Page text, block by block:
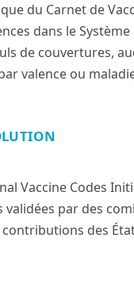
du Carnet de
dans le Système
de couvertures,
valence ou
Vaccine Codes
validées par des
contributions des